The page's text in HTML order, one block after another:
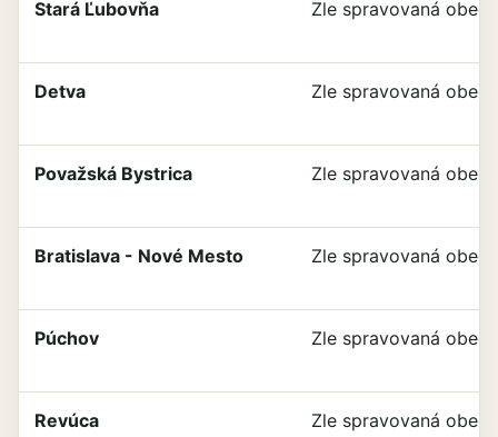
Stará Ľubovňa Zle spravovaná obec
Detva Zle spravovaná obec
Považská Bystrica Zle spravovaná obec
Bratislava - Nové Mesto Zle spravovaná obec
Púchov Zle spravovaná obec
Revúca Zle spravovaná obec